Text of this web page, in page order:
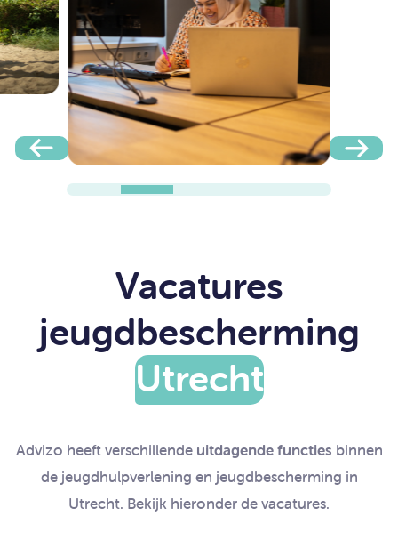
Vacatures
jeugdbescherming
Utrecht
Advizo heeft verschillende uitdagende functies binnen
de jeugdhulpverlening en jeugdbescherming in
Utrecht. Bekijk hieronder de vacatures.